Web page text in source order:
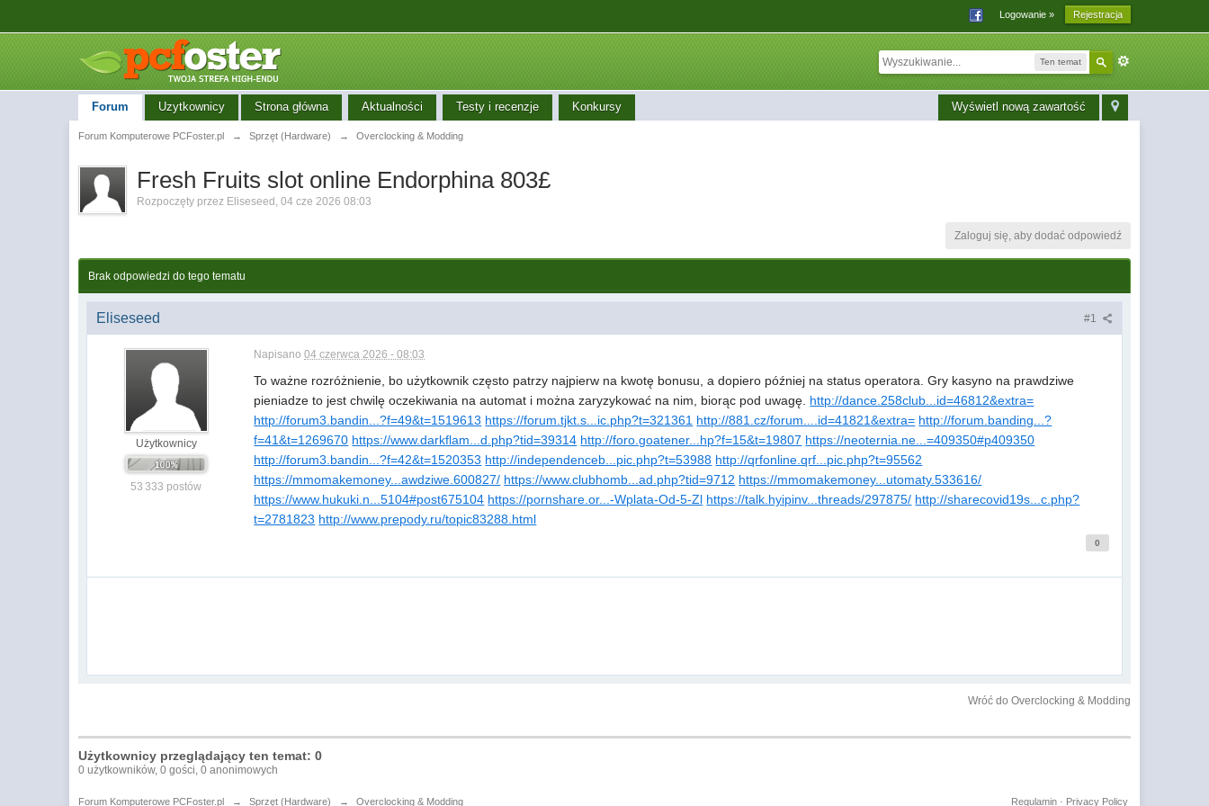
Logowanie » Rejestracja
Ten temat
Wyświetl nową zawartość
Strona główna Aktualności Testy i recenzje Konkursy
Forum Uzytkownicy
Forum Komputerowe PCFoster.pl → Sprzęt (Hardware) → Overclocking & Modding
Fresh Fruits slot online Endorphina 803£
Rozpoczęty przez Eliseseed ,04 cze 2026 08:03
Zaloguj się, aby dodać odpowiedź
Brak odpowiedzi do tego tematu
#1
Eliseseed
Użytkownicy
53 333 postów
Napisano04 czerwca 2026 - 08:03
To ważne rozróżnienie, bo użytkownik często patrzy najpierw na kwotę bonusu, a dopiero później na status operatora. Gry kasyno na prawdziwe
pieniadze to jest chwilę oczekiwania na automat i można zaryzykować na nim, biorąc pod uwagę. http://dance.258club...id=46812&extra=
http://forum3.bandin...?f=49&t=1519613 https://forum.tjkt.s...ic.php?t=321361 http://881.cz/forum....id=41821&extra= http://forum.banding...?
f=41&t=1269670 https://www.darkflam...d.php?tid=39314 http://foro.goatener...hp?f=15&t=19807 https://neoternia.ne...=409350#p409350
http://forum3.bandin...?f=42&t=1520353 http://independenceb...pic.php?t=53988 http://qrfonline.qrf...pic.php?t=95562
https://mmomakemoney...awdziwe.600827/ https://www.clubhomb...ad.php?tid=9712 https://mmomakemoney...utomaty.533616/
https://www.hukuki.n...5104#post675104 https://pornshare.or...-Wplata-Od-5-Zl https://talk.hyipinv...threads/297875/ http://sharecovid19s...c.php?
t=2781823 http://www.prepody.ru/topic83288.html
0
Wróć do Overclocking & Modding
Użytkownicy przeglądający ten temat: 0
0 użytkowników, 0 gości, 0 anonimowych
Forum Komputerowe PCFoster.pl → Sprzęt (Hardware) → Overclocking & Modding Privacy Policy
Regulamin·